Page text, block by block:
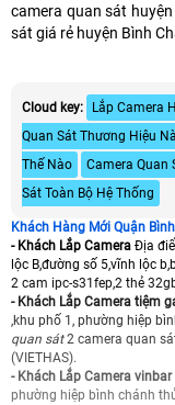
camera quan sát
sát giá rẻ huyện Bình
Cloud key: Lắp Camera
Quan Sát Thương Hiệu
Thế Nào
Camera Quan
Sát Toàn Bộ Hệ Thống
Khách Hàng Mới Quận
- Khách Lắp Camera Địa
lộc B,đường số 5,vĩnh lộc
2 cam ipc-s31fep,2 thẻ
- Khách Lắp Camera tiệm
,khu phố 1, phường hiệp
quan sát2 camera quan
(VIETHAS).
- Khách Lắp Camera vinbar
phường hiệp bình chánh